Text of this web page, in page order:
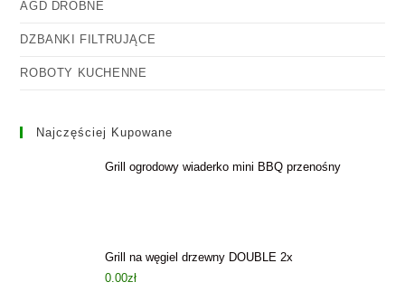
AGD DROBNE
DZBANKI FILTRUJĄCE
ROBOTY KUCHENNE
Najczęściej Kupowane
Grill ogrodowy wiaderko mini BBQ przenośny
Grill na węgiel drzewny DOUBLE 2x
0.00zł